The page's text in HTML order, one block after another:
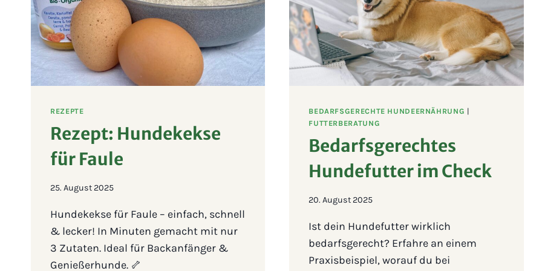
REZEPTE
Rezept: Hundekekse
für Faule
25. August 2025
Hundekekse für Faule – einfach, schnell
& lecker! In Minuten gemacht mit nur
3 Zutaten. Ideal für Backanfänger &
Genießerhunde. 🦴
BEDARFSGERECHTE HUNDEERNÄHRUNG |
FUTTERBERATUNG
Bedarfsgerechtes
Hundefutter im Check
20. August 2025
Ist dein Hundefutter wirklich
bedarfsgerecht? Erfahre an einem
Praxisbeispiel, worauf du bei